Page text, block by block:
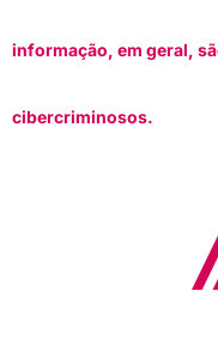
informação, em geral,
cibercriminosos.